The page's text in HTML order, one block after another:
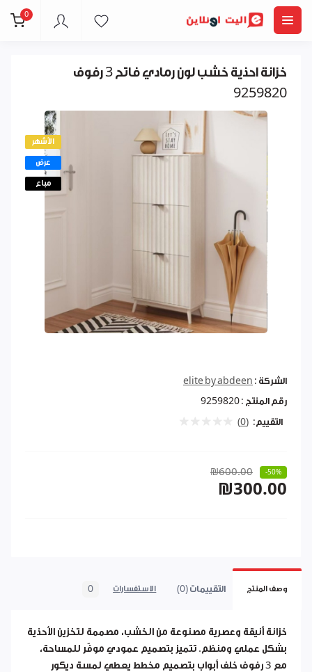
0
خزانة احذية خشب لون رمادي فاتح 3 رفوف
9259820
الأشهر
عرض
مباع
الشركة : elite by abdeen
رقم المنتج : 9259820
التقييم: (0)
₪600.00 -50%
₪300.00
وصف المنتج التقييمات (0) الاستفسارات 0
خزانة أنيقة وعصرية مصنوعة من الخشب، مصممة لتخزين الأحذية
بشكل عملي ومنظم. تتميز بتصميم عمودي موفّر للمساحة،
مع 3 رفوف خلف أبواب بتصميم مخطط يعطي لمسة ديكور